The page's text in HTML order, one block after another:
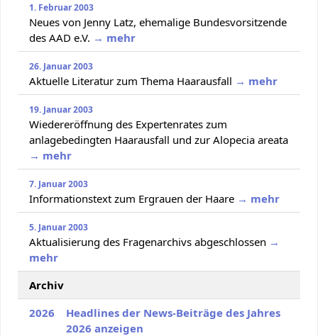
1. Februar 2003
Neues von Jenny Latz, ehemalige Bundesvorsitzende
des AAD e.V. → mehr
26. Januar 2003
Aktuelle Literatur zum Thema Haarausfall → mehr
19. Januar 2003
Wiedereröffnung des Expertenrates zum
anlagebedingten Haarausfall und zur Alopecia areata
→ mehr
7. Januar 2003
Informationstext zum Ergrauen der Haare → mehr
5. Januar 2003
Aktualisierung des Fragenarchivs abgeschlossen →
mehr
Archiv
2026
Headlines der News-Beiträge des Jahres
2026 anzeigen